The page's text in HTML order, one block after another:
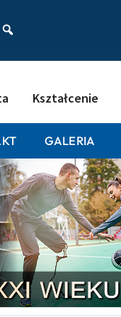
Kształcenie
GALERIA